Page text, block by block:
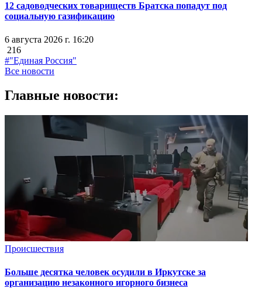
12 садоводческих товариществ Братска попадут под
социальную газификацию
6 августа 2026 г. 16:20
216
#"Единая Россия"
Все новости
Главные новости:
Происшествия
Больше десятка человек осудили в Иркутске за
организацию незаконного игорного бизнеса